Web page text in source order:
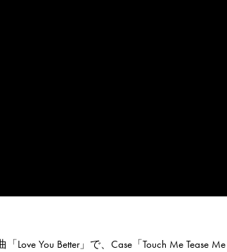
You Better」で、Case「Touch Me Tease Me